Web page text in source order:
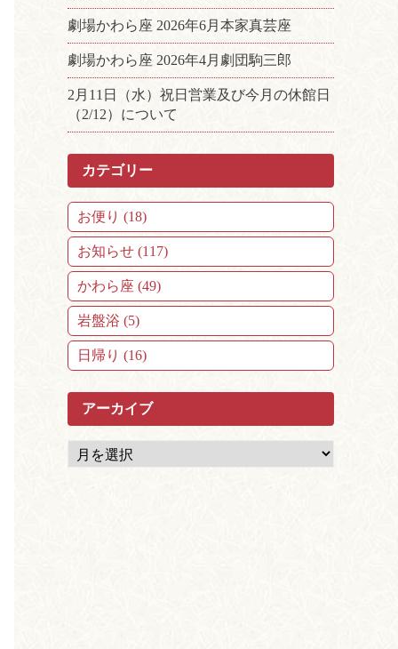
劇場かわら座 2026年6月本家真芸座
劇場かわら座 2026年4月劇団駒三郎
2月11日（水）祝日営業及び今月の休館日
（2/12）について
カテゴリー
お便り (18)
お知らせ (117)
かわら座 (49)
岩盤浴 (5)
日帰り (16)
アーカイブ
ア
ー